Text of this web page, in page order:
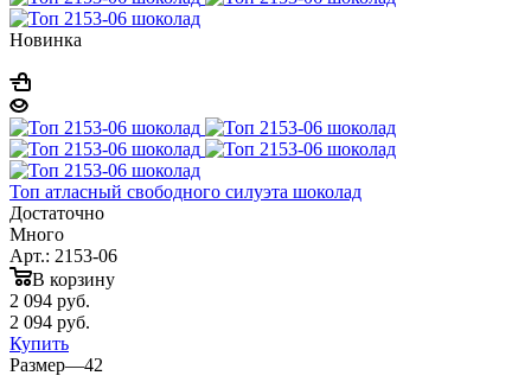
Новинка
Топ атласный свободного силуэта шоколад
Достаточно
Много
Арт.: 2153-06
В корзину
2 094 руб.
2 094 руб.
Купить
Размер—42